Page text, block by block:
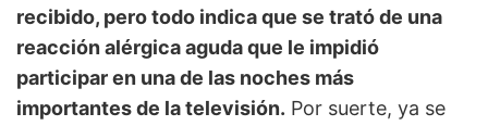
recibido, pero todo indica que se trató de una
reacción alérgica aguda que le impidió
participar en una de las noches más
importantes de la televisión. Por suerte, ya se